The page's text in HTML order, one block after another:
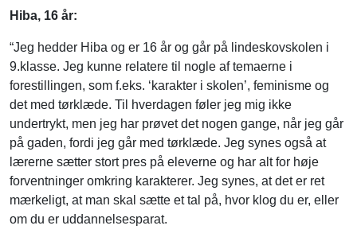
Hiba, 16 år:
“Jeg hedder Hiba og er 16 år og går på lindeskovskolen i
9.klasse. Jeg kunne relatere til nogle af temaerne i
forestillingen, som f.eks. ‘karakter i skolen’, feminisme og
det med tørklæde. Til hverdagen føler jeg mig ikke
undertrykt, men jeg har prøvet det nogen gange, når jeg går
på gaden, fordi jeg går med tørklæde. Jeg synes også at
lærerne sætter stort pres på eleverne og har alt for høje
forventninger omkring karakterer. Jeg synes, at det er ret
mærkeligt, at man skal sætte et tal på, hvor klog du er, eller
om du er uddannelsesparat.